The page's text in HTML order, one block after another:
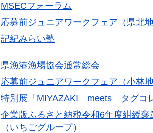
MSECフォーラム
応募前ジュニアワークフェア（県北
記紀みらい塾
県漁港漁場協会通常総会
応募前ジュニアワークフェア（小林
特別展「MIYAZAKI meets タグコ
企業版ふるさと納税令和6年度紺綬
（いちごグループ）